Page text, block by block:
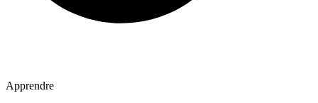
Apprendre